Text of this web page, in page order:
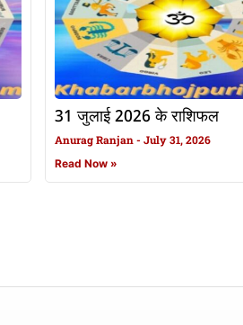
31 जुलाई 2026 के राशिफल
Anurag Ranjan July 31, 2026
Read Now »